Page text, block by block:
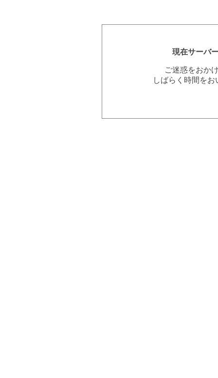
現在サーバ
ご迷惑をおか
しばらく時間を